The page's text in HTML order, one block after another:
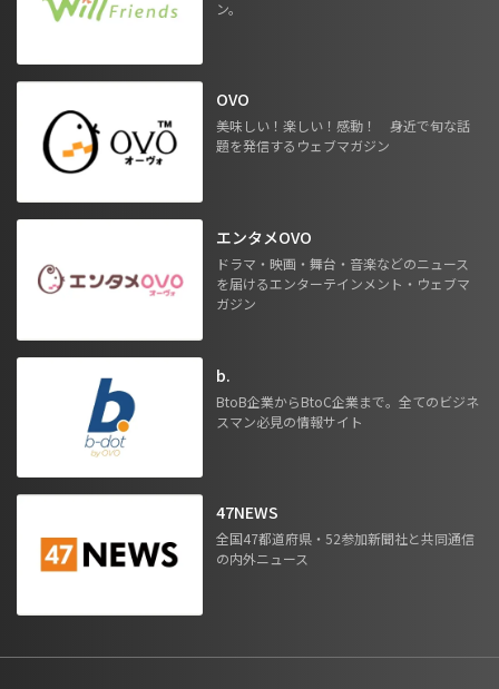
ン。
OVO
美味しい！楽しい！感動！ 身近で旬な話
題を発信するウェブマガジン
エンタメOVO
ドラマ・映画・舞台・音楽などのニュース
を届けるエンターテインメント・ウェブマ
ガジン
b.
BtoB企業からBtoC企業まで。全てのビジネ
スマン必見の情報サイト
47NEWS
全国47都道府県・52参加新聞社と共同通信
の内外ニュース